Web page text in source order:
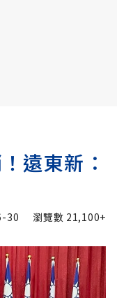
遠東新：
30 瀏覽數 21,100+